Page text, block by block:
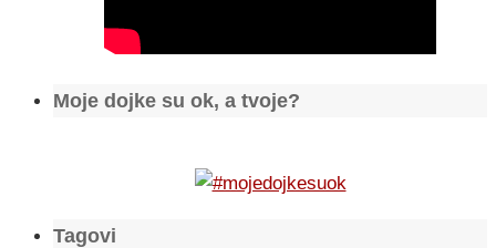
Moje dojke su ok, a tvoje?
Tagovi